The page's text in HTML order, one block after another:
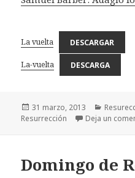
La vuelta DESCARGAR
La-vuelta DESCARGA
Publicado
el
31 marzo, 2013
Resurrección
Deja un
Domingo de